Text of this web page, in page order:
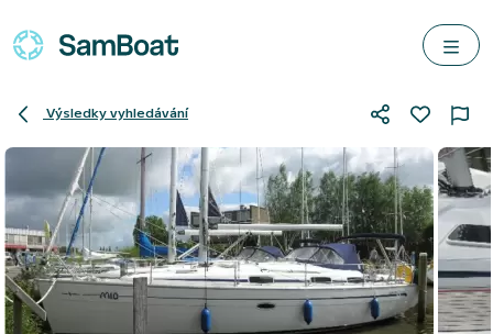
Výsledky vyhledávání